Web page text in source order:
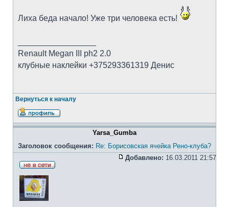
Лиха беда начало! Уже три человека есть!
Renault Megan III ph2 2.0
клубные наклейки +375293361319 Денис
Вернуться к началу
Yarsa_Gumba
Заголовок сообщения: Re: Борисовская ячейка Рено-клуба?
Добавлено: 16.03.2011 21:57